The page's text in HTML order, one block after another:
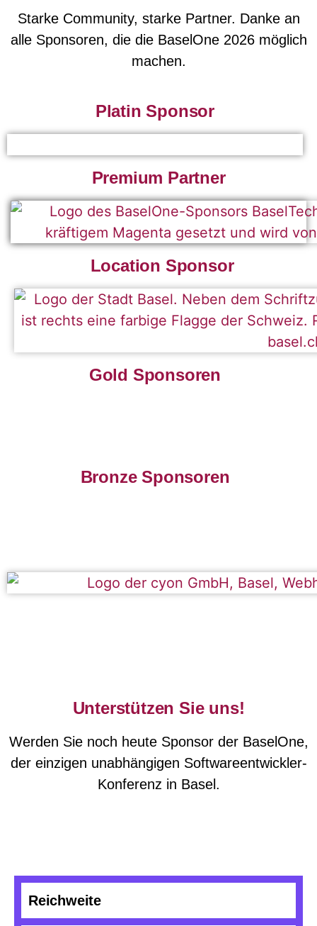
Starke Community, starke Partner. Danke an
alle Sponsoren, die die BaselOne 2026 möglich
machen.
Platin Sponsor
Premium Partner
Location Sponsor
Gold Sponsoren
Bronze Sponsoren
Unterstützen Sie uns!
Werden Sie noch heute Sponsor der BaselOne,
der einzigen unabhängigen Softwareentwickler-
Konferenz in Basel.
Reichweite